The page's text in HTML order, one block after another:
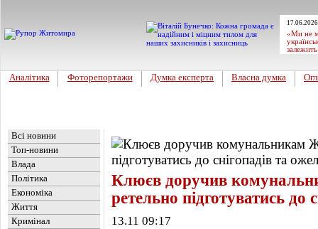
«Ми не
Аналітика Фоторепортажи Думка експерта Власна думка
Всі новини
Топ-новини
Влада
Політика
Економіка
Життя
Кримінал
Клюєв доручив
ретельно підготуватись до
13.11 09:17